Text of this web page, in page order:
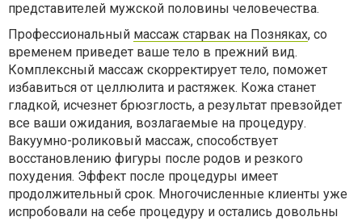
представителей мужской половины человечества.
Профессиональный массаж старвак на Позняках, со
временем приведет ваше тело в прежний вид.
Комплексный массаж скорректирует тело, поможет
избавиться от целлюлита и растяжек. Кожа станет
гладкой, исчезнет брюзглость, а результат превзойдет
все ваши ожидания, возлагаемые на процедуру.
Вакуумно-роликовый массаж, способствует
восстановлению фигуры после родов и резкого
похудения. Эффект после процедуры имеет
продолжительный срок. Многочисленные клиенты уже
испробовали на себе процедуру и остались довольны